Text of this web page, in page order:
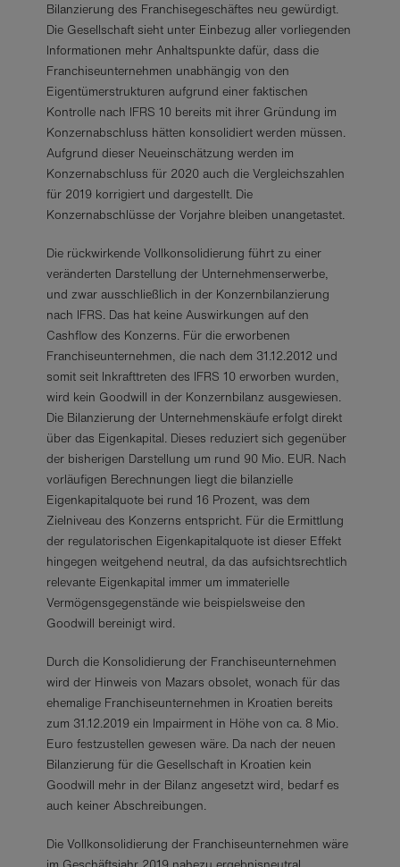
Bilanzierung des Franchisegeschäftes neu gewürdigt.
Die Gesellschaft sieht unter Einbezug aller vorliegenden
Informationen mehr Anhaltspunkte dafür, dass die
Franchiseunternehmen unabhängig von den
Eigentümerstrukturen aufgrund einer faktischen
Kontrolle nach IFRS 10 bereits mit ihrer Gründung im
Konzernabschluss hätten konsolidiert werden müssen.
Aufgrund dieser Neueinschätzung werden im
Konzernabschluss für 2020 auch die Vergleichszahlen
für 2019 korrigiert und dargestellt. Die
Konzernabschlüsse der Vorjahre bleiben unangetastet.
Die rückwirkende Vollkonsolidierung führt zu einer
veränderten Darstellung der Unternehmenserwerbe,
und zwar ausschließlich in der Konzernbilanzierung
nach IFRS. Das hat keine Auswirkungen auf den
Cashflow des Konzerns. Für die erworbenen
Franchiseunternehmen, die nach dem 31.12.2012 und
somit seit Inkrafttreten des IFRS 10 erworben wurden,
wird kein Goodwill in der Konzernbilanz ausgewiesen.
Die Bilanzierung der Unternehmenskäufe erfolgt direkt
über das Eigenkapital. Dieses reduziert sich gegenüber
der bisherigen Darstellung um rund 90 Mio. EUR. Nach
vorläufigen Berechnungen liegt die bilanzielle
Eigenkapitalquote bei rund 16 Prozent, was dem
Zielniveau des Konzerns entspricht. Für die Ermittlung
der regulatorischen Eigenkapitalquote ist dieser Effekt
hingegen weitgehend neutral, da das aufsichtsrechtlich
relevante Eigenkapital immer um immaterielle
Vermögensgegenstände wie beispielsweise den
Goodwill bereinigt wird.
Durch die Konsolidierung der Franchiseunternehmen
wird der Hinweis von Mazars obsolet, wonach für das
ehemalige Franchiseunternehmen in Kroatien bereits
zum 31.12.2019 ein Impairment in Höhe von ca. 8 Mio.
Euro festzustellen gewesen wäre. Da nach der neuen
Bilanzierung für die Gesellschaft in Kroatien kein
Goodwill mehr in der Bilanz angesetzt wird, bedarf es
auch keiner Abschreibungen.
Die Vollkonsolidierung der Franchiseunternehmen wäre